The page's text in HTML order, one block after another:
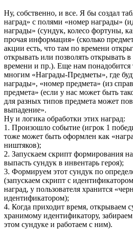
Ну, собственно, и все. Я бы создал
наград» с полями «номер награды»
награды» (сундук, колесо фортуны,
прочая информация» (сколько
акции есть, что там по времени
открывать или позволять открывать
времени и пр.). Еще нам понадобится
многим «Награды-Предметы», где
награды», «номер предмета» (из
предмета» (если у нас может быть
для разных типов предмета может
выпадение».
Ну и логика обработки этих наград:
1. Произошло событие (игрок 1
тоже может быть оформлен как
ништяков);
2. Запускаем скрипт формирования
выпасть сундук в инвентарь героя);
3. Формируем этот сундук по
(запускаем скрипт с
наград, у пользователя хранится
идентификатором);
4. Когда приходит время, открываем
хранимому идентификатору,
этом сундуке и работаем с ним).